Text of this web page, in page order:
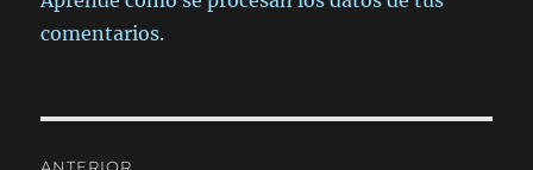
comentarios.
ANTERIOR